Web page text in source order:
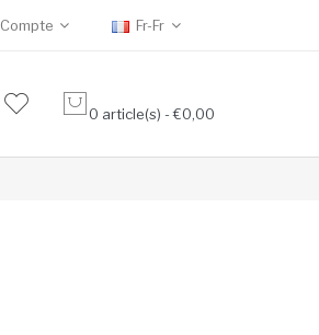
Compte Fr-Fr
0 article(s) - €0,00